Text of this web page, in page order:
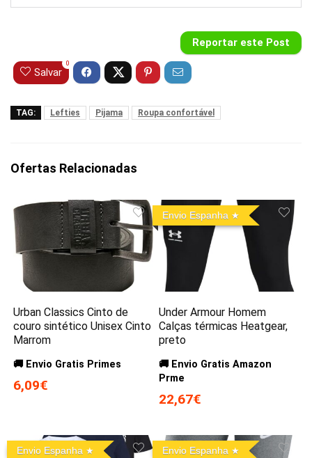
Reportar este Post
Salvar
0
TAG: Lefties Pijama Roupa confortável
Ofertas Relacionadas
Urban Classics Cinto de
couro sintético Unisex Cinto
Marrom
🚚 Envio Gratis Primes
6,09€
Envio Espanha
Under Armour Homem
Calças térmicas Heatgear,
preto
🚚 Envio Gratis Amazon
Prme
22,67€
Envio Espanha Envio Espanha